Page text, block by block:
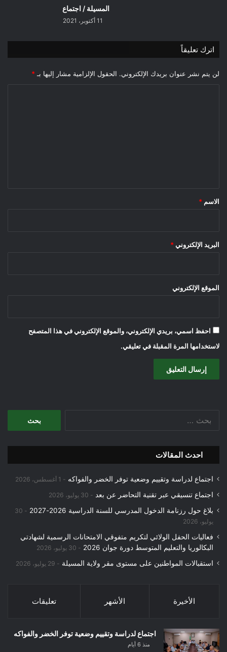
المسيلة / اجتماع
11 أكتوبر، 2021
اترك تعليقاً
لن يتم نشر عنوان بريدك الإلكتروني. الحقول الإلزامية مشار إليها بـ *
*
الاسم *
البريد الإلكتروني *
الموقع الإلكتروني
احفظ اسمي، بريدي الإلكتروني، والموقع الإلكتروني في هذا المتصفح
لاستخدامها المرة المقبلة في تعليقي.
احدث المقالات
اجتماع لدراسة وتقييم وضعية توفر الخضر والفواكه 1 أغسطس، 2026
اجتماع تنسيقي عبر تقنية التحاضر عن بعد 30 يوليو، 2026
بلاغ حول رزنامة الدخول المدرسي للسنة الدراسية 2026-2027
30
يوليو، 2026
فعاليات الحفل الولائي لتكريم متفوقي الامتحانات الرسمية لشهادتي
البكالوريا والتعليم المتوسط دورة جوان 2026
30 يوليو، 2026
استقبالات المواطنين على مستوى مقر ولاية المسيلة 29 يوليو، 2026
الأخيرة الأشهر تعليقات
اجتماع لدراسة وتقييم وضعية توفر الخضر والفواكه
منذ 6 أيام